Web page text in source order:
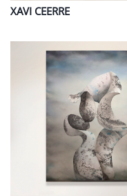
XAVI CEERRE